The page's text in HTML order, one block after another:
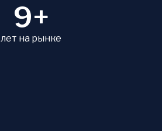
9+
лет на рынке